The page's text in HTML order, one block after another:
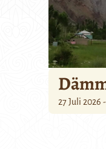
27 Juli 2026